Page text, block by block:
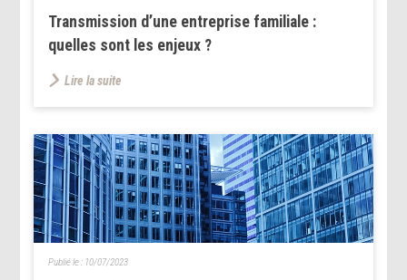
Transmission d’une entreprise familiale :
quelles sont les enjeux ?
Lire la suite
Publié le : 10/07/2023